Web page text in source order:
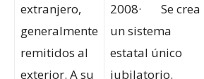
extranjero,
generalmente
remitidos al
exterior. A su
2008· Se crea
un sistema
estatal único
jubilatorio.